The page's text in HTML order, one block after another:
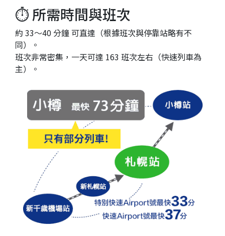
⏱ 所需時間與班次
約 33～40 分鐘 可直達（根據班次與停靠站略有不
同）。
班次非常密集，一天可達 163 班次左右（快速列車為
主）。